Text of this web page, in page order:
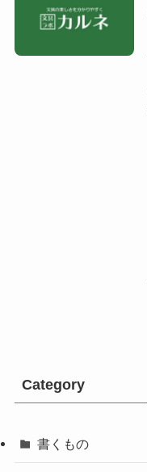
Category
書くもの